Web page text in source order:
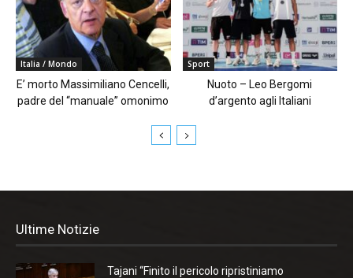
Italia / Mondo
E’ morto Massimiliano Cencelli,
padre del “manuale” omonimo
Sport
Nuoto – Leo Bergomi
d’argento agli Italiani
Ultime Notizie
Tajani “Finito il pericolo ripristiniamo